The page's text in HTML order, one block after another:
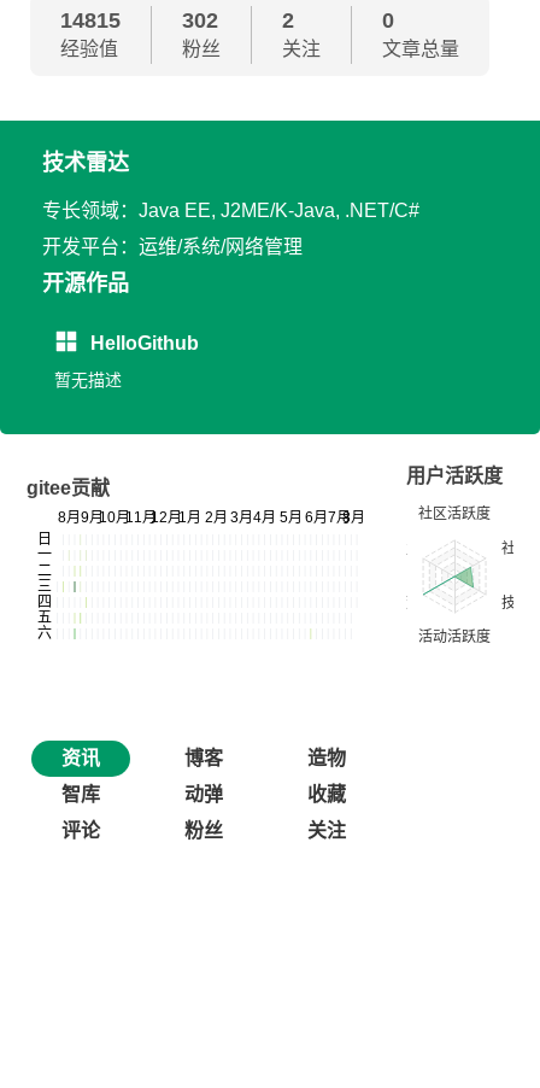
14815
经验值
302
粉丝
2
关注
0
文章总量
技术雷达
专长领域：Java EE, J2ME/K-Java, .NET/C#
开发平台：运维/系统/网络管理
开源作品
HelloGithub
暂无描述
gitee贡献
用户活跃度
资讯 博客
造物
智库
动弹
收藏
评论
粉丝 关注